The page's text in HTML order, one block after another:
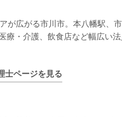
が広がる市川市。本八幡駅、
療・介護、飲食店など幅広い
士ページを見る